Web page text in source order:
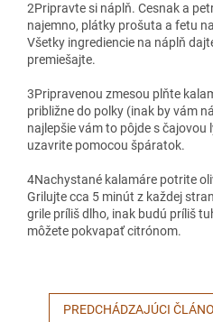
2Pripravte si náplň. Cesnak a
najemno, plátky prošuta a fetu
Všetky ingrediencie na náplň
premiešajte.
3Pripravenou zmesou plňte
približne do polky (inak by vám
najlepšie vám to pôjde s
uzavrite pomocou špáratok.
4Nachystané kalamáre potrite
Grilujte cca 5 minút z každej
grile príliš dlho, inak budú príliš
môžete pokvapať citrónom.
PREDCHÁDZAJÚCI